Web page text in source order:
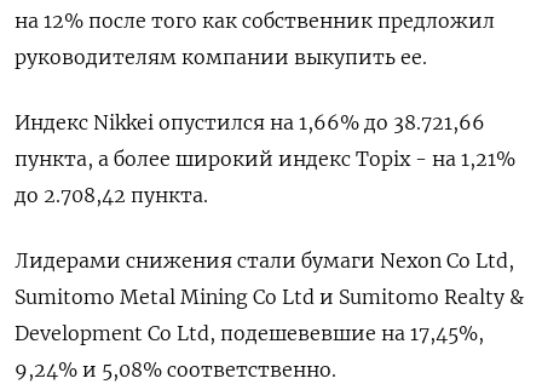
на 12% после того как собственник предложил
руководителям компании выкупить ее.
Индекс Nikkei опустился на 1,66% до 38.721,66
пункта, а более широкий индекс Topix - на 1,21%
до 2.708,42 пункта.
Лидерами снижения стали бумаги Nexon Co Ltd,
Sumitomo Metal Mining Co Ltd и Sumitomo Realty &
Development Co Ltd, подешевевшие на 17,45​%,
9,24% и 5,08% соответственно.